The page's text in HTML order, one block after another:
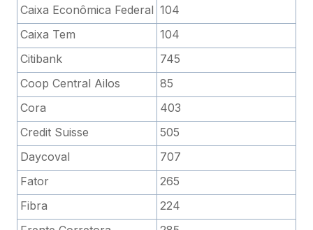
Caixa Econômica Federal 104
Caixa Tem
104
Citibank
745
Coop Central Ailos
85
Cora
403
Credit Suisse
505
Daycoval
707
Fator
265
Fibra
224